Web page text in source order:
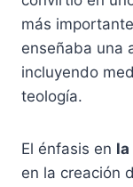
más
enseñaba una
incluyendo
teología.
El énfasis en la
en la creación